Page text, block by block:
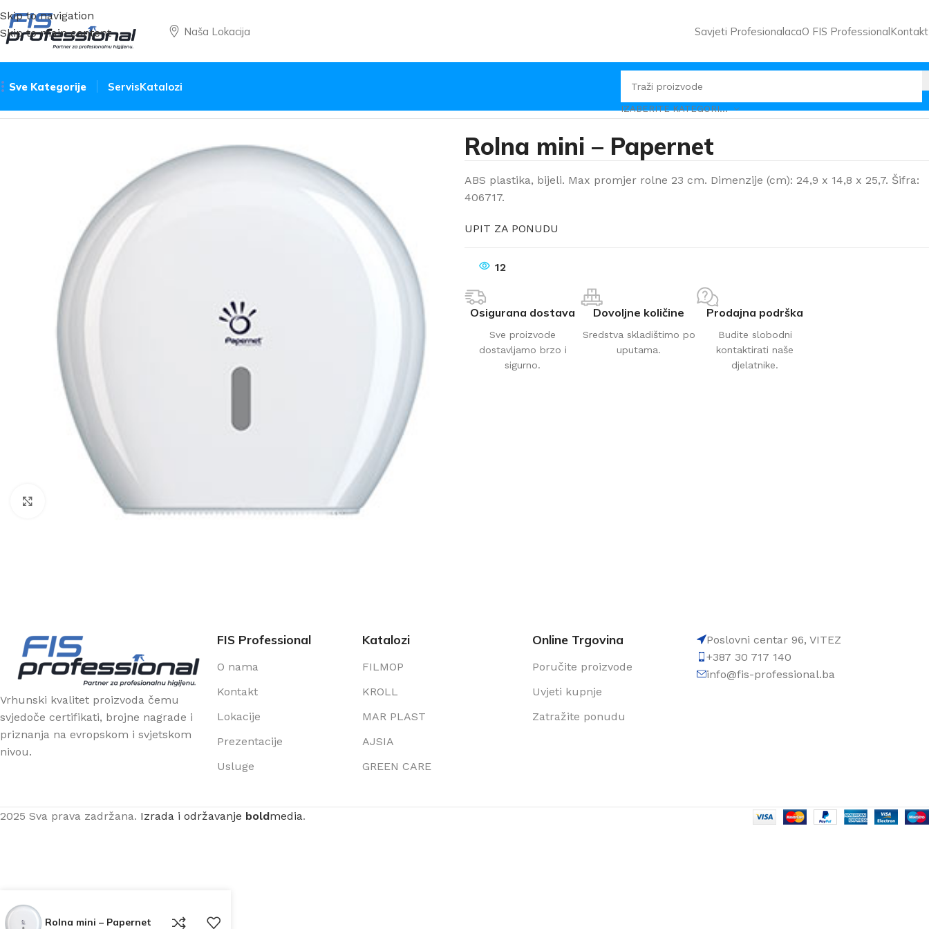
Skip to navigation
Skip to main content
Naša Lokacija Savjeti ProfesionalacaO FIS ProfessionalKontakt
Sve Kategorije ServisKatalozi
IZABERITE KATEGORIJU
Klikni za uvećanje
Rolna mini – Papernet
ABS plastika, bijeli. Max promjer rolne 23 cm. Dimenzije (cm): 24,9 x 14,8 x 25,7. Šifra:
406717.
UPIT ZA PONUDU
12
Osigurana dostava
Sve proizvode
dostavljamo brzo i
sigurno.
Dovoljne količine
Sredstva skladištimo po
uputama.
Prodajna podrška
Budite slobodni
kontaktirati naše
djelatnike.
Vrhunski kvalitet proizvoda čemu
svjedoče certifikati, brojne nagrade i
priznanja na evropskom i svjetskom
nivou.
FIS Professional
O nama
Kontakt
Lokacije
Prezentacije
Usluge
Katalozi
FILMOP
KROLL
MAR PLAST
AJSIA
GREEN CARE
Online Trgovina
Poručite proizvode
Uvjeti kupnje
Zatražite ponudu
Poslovni centar 96, VITEZ
+387 30 717 140
info@fis-professional.ba
2025 Sva prava zadržana. Izrada i održavanje boldmedia.
Rolna mini – Papernet